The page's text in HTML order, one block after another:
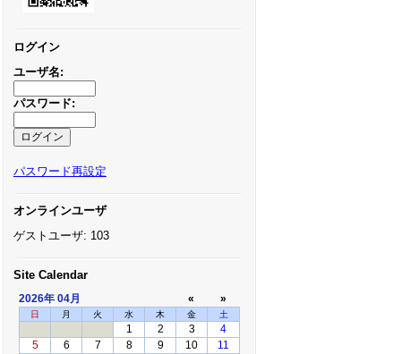
ログイン
ユーザ名:
パスワード:
パスワード再設定
オンラインユーザ
ゲストユーザ: 103
Site Calendar
2026年 04月 « »
日 月 火 水 木 金 土
1 2 3
4
5
6 7 8 9 10
11